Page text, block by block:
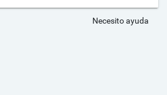
Necesito ayuda